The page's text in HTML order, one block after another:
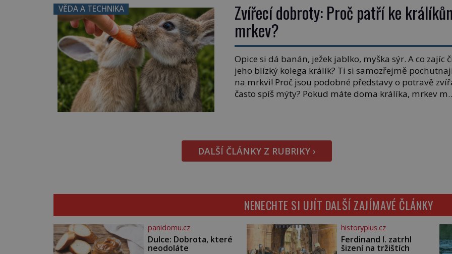
rekordní kometu! Astronomové Pedro Bernardinelli a
Gary Bernstein mravenčí prací zkoumají archivní
snímky v rámci Průzkumu temné energie […]
VĚDA A TECHNIKA Zvířecí dobroty: Proč patří ke
mrkev?
Opice si dá banán, ježek jablko, myška sýr. A co zajíc či
jeho blízký kolega králík? Ti si samozřejmě
na mrkvi! Proč jsou podobné představy o potravě
často spíš mýty? Pokud máte doma králíka, mrkev
DALŠÍ ČLÁNKY Z RUBRIKY ›
NENECHTE SI UJÍT DALŠÍ ZAJÍMAVÉ ČLÁNKY
panidomu.cz
Dulce: Dobrota, které
neodoláte
historyplus.cz
Ferdinand I. zatrhl
šizení na tržištích